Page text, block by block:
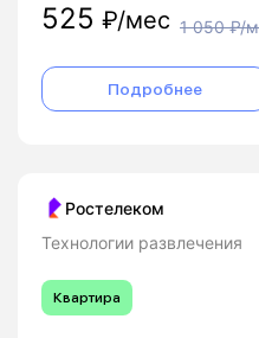
525 ₽/мес 1 050₽/
Подробнее
Ростелеком
Технологии развлечения
Квартира